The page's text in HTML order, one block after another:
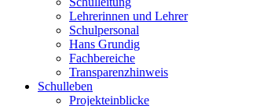
Lehrerinnen und Lehrer
Schulpersonal
Hans Grundig
Fachbereiche
Transparenzhinweis
Schulleben
Projekteinblicke